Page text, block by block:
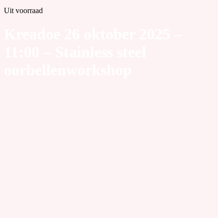
Uit voorraad